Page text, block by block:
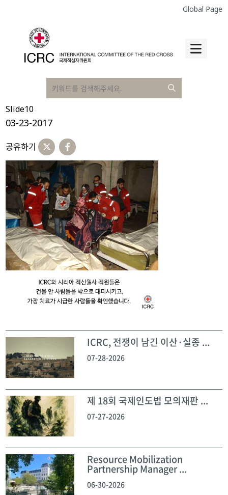
Global Page
Slide10
03-23-2017
공유하기
ICRC, 전쟁이 남긴 이산·실종 ...
07-28-2026
제 18회 국제인도법 모의재판 ...
07-27-2026
Resource Mobilization
Partnership Manager ...
06-30-2026